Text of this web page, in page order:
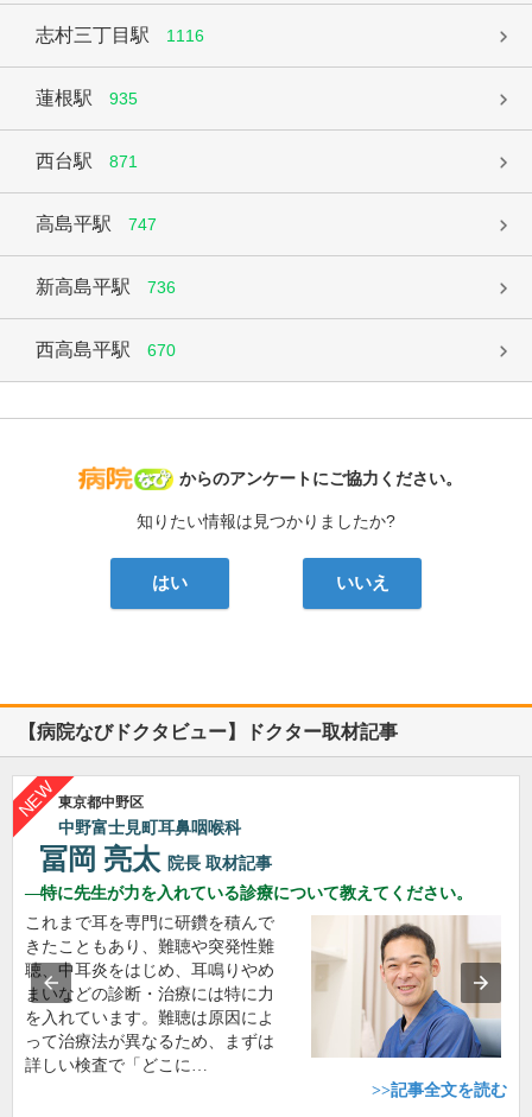
志村三丁目駅 1116
蓮根駅 935
西台駅 871
高島平駅 747
新高島平駅 736
西高島平駅 670
病院なび
からのアンケートにご協力ください。
知りたい情報は見つかりましたか?
はい いいえ
【病院なびドクタビュー】ドクター取材記事
東京都中野区
中野富士見町耳鼻咽喉科
冨岡 亮太 院長 取材記事
特に先生が力を入れている診療について教えてください。
これまで耳を専門に研鑽を積んで
きたこともあり、難聴や突発性難
聴、中耳炎をはじめ、耳鳴りやめ
まいなどの診断・治療には特に力
を入れています。難聴は原因によ
って治療法が異なるため、まずは
詳しい検査で「どこに…
>>記事全文を読む